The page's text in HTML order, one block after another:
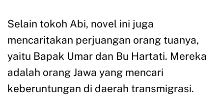
Selain tokoh Abi, novel ini juga
mencaritakan perjuangan orang tuanya,
yaitu Bapak Umar dan Bu Hartati. Mereka
adalah orang Jawa yang mencari
keberuntungan di daerah transmigrasi.